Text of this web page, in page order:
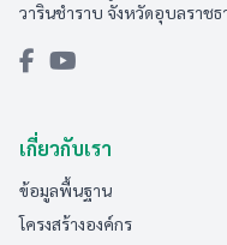
วารินชำราบ จังหวัดอุบลราช
เกี่ยวกับเรา
ข้อมูลพื้นฐาน
โครงสร้างองค์กร